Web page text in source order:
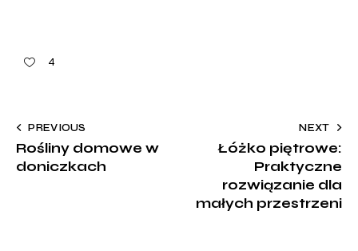
4
PREVIOUS
Rośliny domowe w
doniczkach
NEXT
Łóżko piętrowe:
Praktyczne
rozwiązanie dla
małych przestrzeni